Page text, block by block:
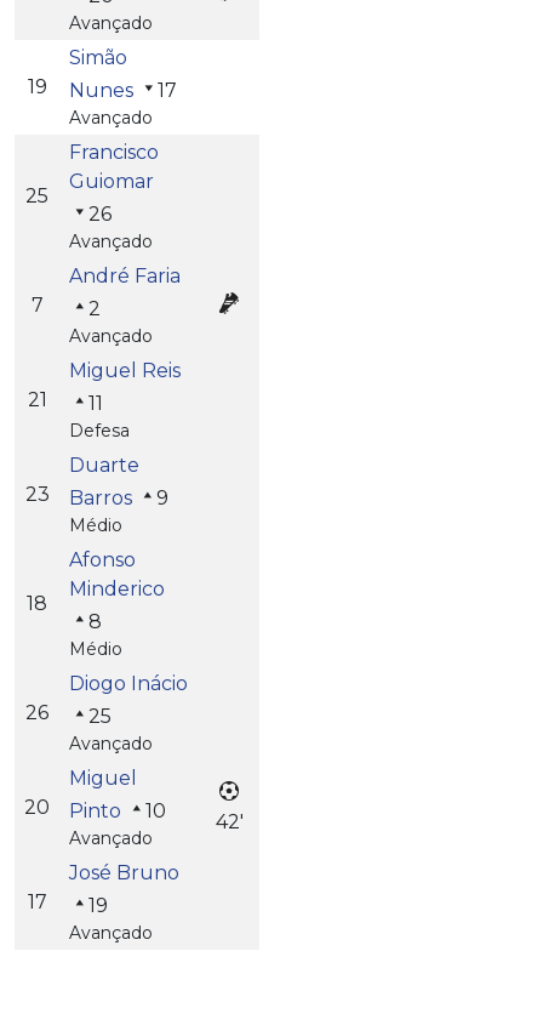
Avançado
19
Simão
Nunes
17
Avançado
25
Francisco
Guiomar
26
Avançado
7
André Faria
2
Avançado
21
Miguel Reis
11
Defesa
23
Duarte
Barros
9
Médio
18
Afonso
Minderico
8
Médio
26
Diogo Inácio
25
Avançado
20
Miguel
Pinto
10
Avançado
42'
17
José Bruno
19
Avançado